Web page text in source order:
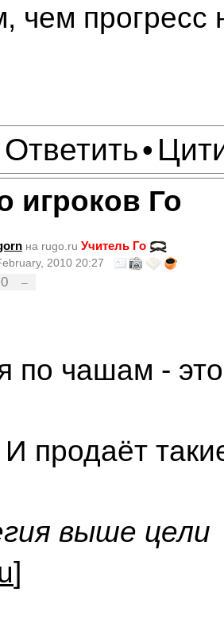
чем прогресс
Ответить•
игроков Го
на rugo.ru Учитель Го
2010 20:27
0 –
по чашам -
продаёт
выше цели
]